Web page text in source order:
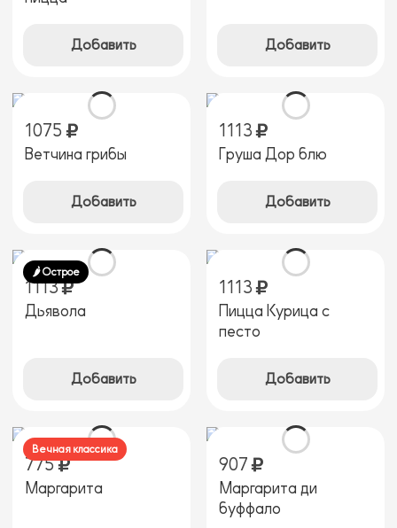
Добавить Добавить
1075
Ветчина грибы
Добавить
1113
Груша Дор блю
Добавить
1113
Дьявола
Добавить
🌶️ Острое
1113
Пицца Курица с
песто
Добавить
775
Маргарита
Вечная классика
907
Маргарита ди
буффало